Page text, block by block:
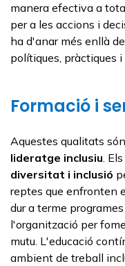
manera efectiva a
per a les accions i
ha d'anar més enllà
polítiques, pràctiques
Formació i
Aquestes qualitats
lideratge inclusiu.
diversitat i inclusió
reptes que enfronten
dur a terme
l'organització per
mutu. L'educació
ambient de treball